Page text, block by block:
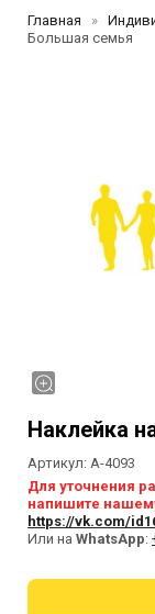
Главная
Большая семья
Наклейка
Артикул:А-4093
Для уточнения
напишите
https://vk.com/
Или наWhatsApp: